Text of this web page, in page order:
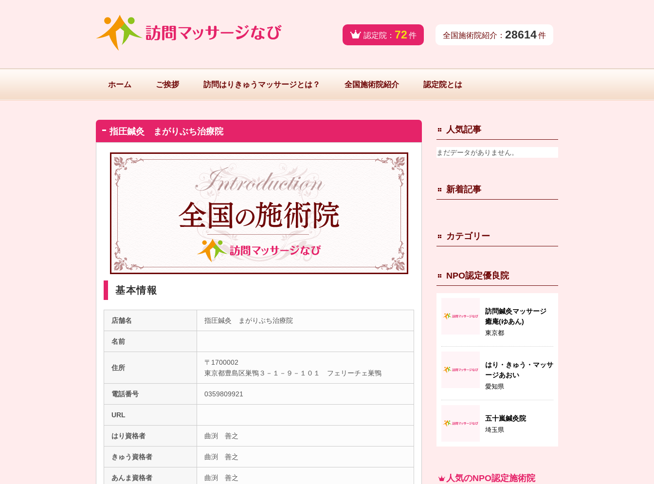
認定院： 72 件 全国施術院紹介： 28614件
ホーム ご挨拶 訪問はりきゅうマッサージとは？ 全国施術院紹介 認定院とは
指圧鍼灸 まがりぶち治療院
基本情報
店舗名 指圧鍼灸 まがりぶち治療院
名前
住所
〒1700002
東京都豊島区巣鴨３－１－９－１０１ フェリーチェ巣鴨
電話番号 0359809921
URL
はり資格者 曲渕 善之
きゅう資格者 曲渕 善之
あんま資格者 曲渕 善之
人気記事
まだデータがありません。
新着記事
カテゴリー
NPO認定優良院
訪問鍼灸マッサージ
癒庵(ゆあん)
東京都
はり・きゅう・マッサ
ージあおい
愛知県
五十嵐鍼灸院
埼玉県
人気のNPO認定施術院